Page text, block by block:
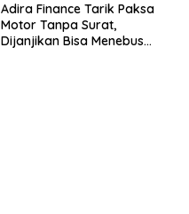
Adira Finance Tarik Paksa
Motor Tanpa Surat,
Dijanjikan Bisa Menebus